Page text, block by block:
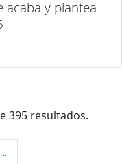
acaba y plantea
395 resultados.
Páginas intermedias Use TAB